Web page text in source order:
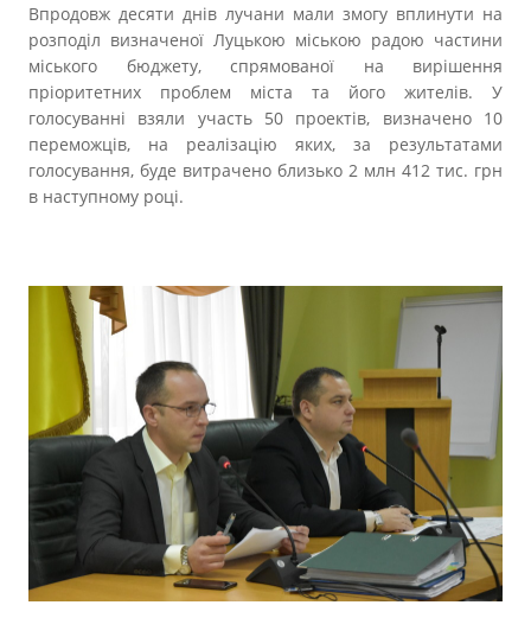
Впродовж десяти днів лучани мали змогу вплинути на
розподіл визначеної Луцькою міською радою частини
міського бюджету, спрямованої на вирішення
пріоритетних проблем міста та його жителів. У
голосуванні взяли участь 50 проектів, визначено 10
переможців, на реалізацію яких, за результатами
голосування, буде витрачено близько 2 млн 412 тис. грн
в наступному році.